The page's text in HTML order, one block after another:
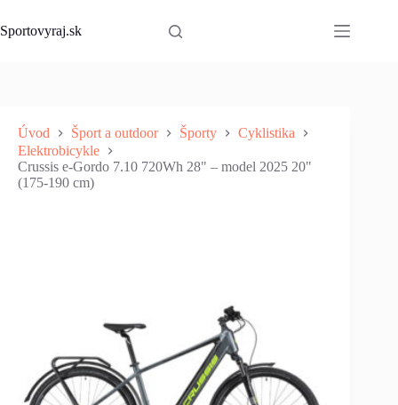
to
content
Sportovyraj.sk
Úvod Šport a outdoor Športy
Cyklistika
Elektrobicykle
Crussis e-Gordo 7.10 720Wh 28" – model 2025 20"
(175-190 cm)